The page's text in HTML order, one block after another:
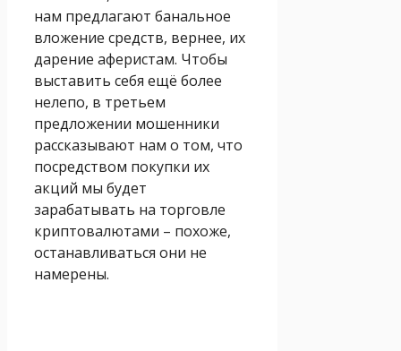
нам предлагают банальное
вложение средств, вернее, их
дарение аферистам. Чтобы
выставить себя ещё более
нелепо, в третьем
предложении мошенники
рассказывают нам о том, что
посредством покупки их
акций мы будет
зарабатывать на торговле
криптовалютами – похоже,
останавливаться они не
намерены.